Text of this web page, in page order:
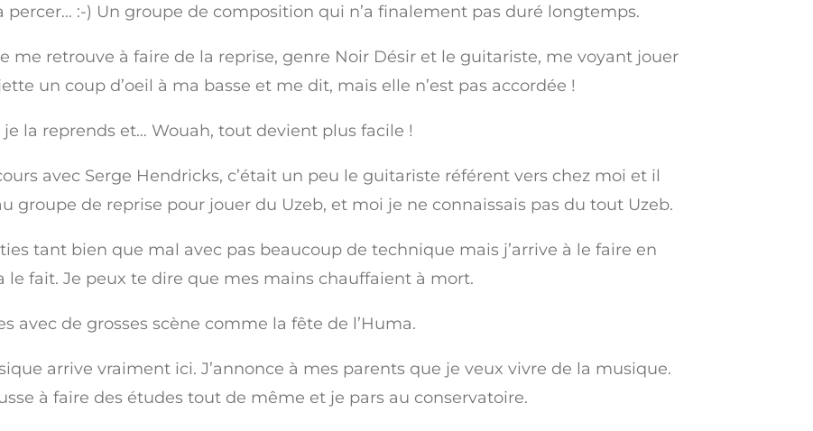
percer… :-) Un groupe de composition qui n’a finalement pas duré longtemps.
me retrouve à faire de la reprise, genre Noir Désir et le guitariste, me voyant jouer
un coup d’oeil à ma basse et me dit, mais elle n’est pas accordée !
la reprends et… Wouah, tout devient plus facile !
avec Serge Hendricks, c’était un peu le guitariste référent vers chez moi et il
groupe de reprise pour jouer du Uzeb, et moi je ne connaissais pas du tout Uzeb.
tant bien que mal avec pas beaucoup de technique mais j’arrive à le faire en
fait. Je peux te dire que mes mains chauffaient à mort.
avec de grosses scène comme la fête de l’Huma.
arrive vraiment ici. J’annonce à mes parents que je veux vivre de la musique.
à faire des études tout de même et je pars au conservatoire.